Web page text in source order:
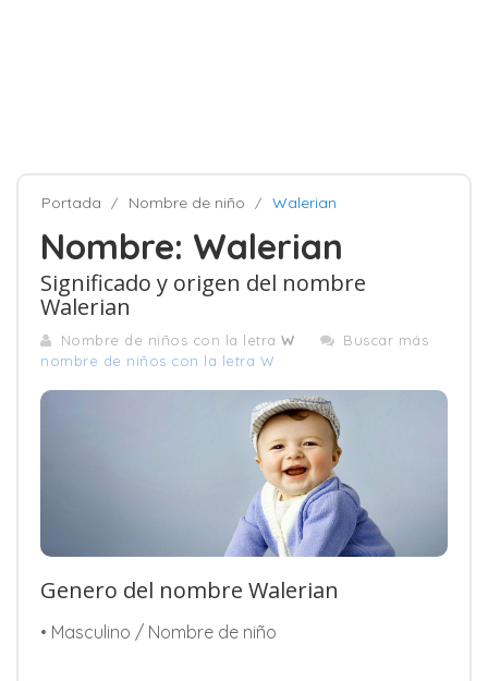
Portada Nombre de niño Walerian
Nombre: Walerian
Significado y origen del nombre
Walerian
Nombre de niños con la letra W
Buscar más
nombre de niños con la letra W
Genero del nombre Walerian
• Masculino / Nombre de niño